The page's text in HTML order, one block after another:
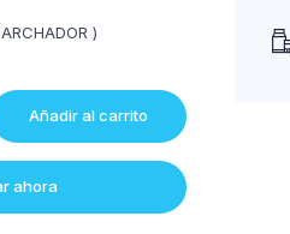
)
Añadir al carrito
ahora